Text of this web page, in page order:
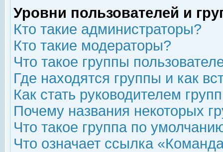
Уровни пользователей и
Кто такие администраторы?
Кто такие модераторы?
Что такое группы
Где находятся группы и как
Как стать руководителем
Почему названия некоторых
Что такое группа по
Что означает ссылка